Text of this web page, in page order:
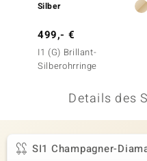
Silber
499,- €
I1 (G) Brillant-
Silberohrringe
Details des
SI1 Champagner-